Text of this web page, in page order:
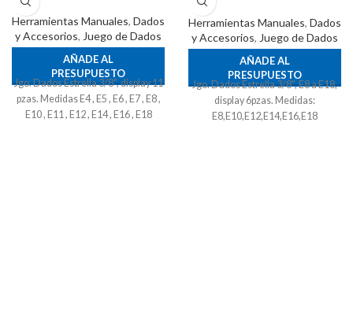
Herramientas Manuales, Dados
y Accesorios, Juego de Dados
AÑADE AL
PRESUPUESTO
Jgo. Dados Estrella 3/8", display 11
pzas. Medidas E4 , E5 , E6 , E7 , E8 ,
E10 , E11 , E12 , E14 , E16 , E18
Herramientas Manuales, Dados
y Accesorios, Juego de Dados
AÑADE AL
PRESUPUESTO
Jgo. Dados Estrella 3/8", E8 a E18,
display 6pzas. Medidas:
E8,E10,E12,E14,E16,E18